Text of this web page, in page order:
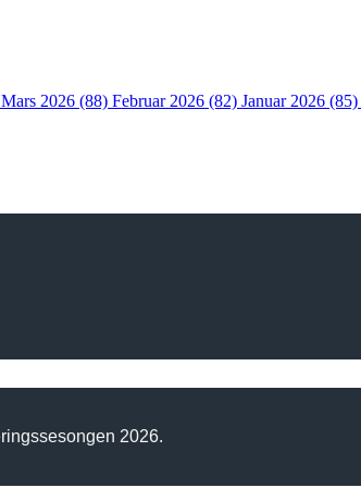
Mars 2026 (88) Februar 2026 (82) Januar 2026 (85)
2026.